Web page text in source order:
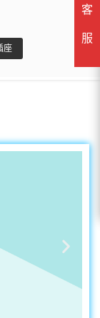
座
客
服